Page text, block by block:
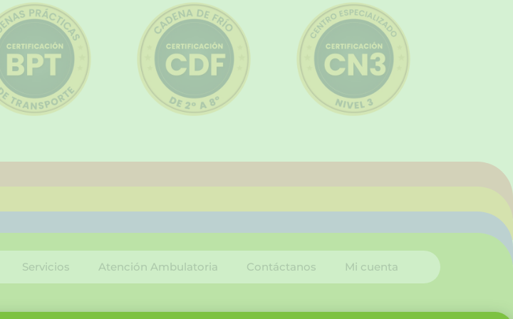
Servicios Atención Ambulatoria Contáctanos Mi cuenta
F I L